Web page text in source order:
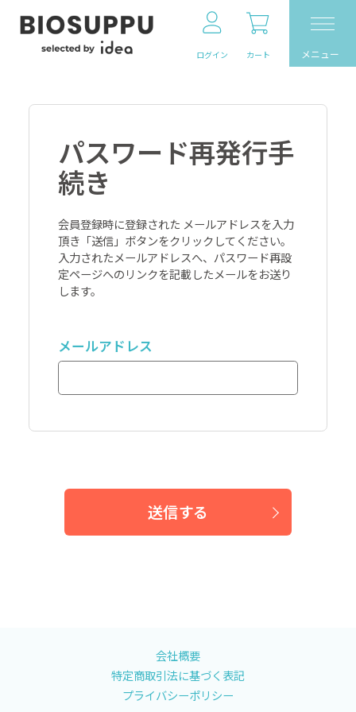
メニュー
ログイン カート
パスワード再発行手
続き
会員登録時に登録された メールアドレスを入力
頂き「送信」ボタンをクリックしてください。
入力されたメールアドレスへ、パスワード再設
定ページへのリンクを記載したメールをお送り
します。
メールアドレス
送信する
会社概要
特定商取引法に基づく表記
プライバシーポリシー